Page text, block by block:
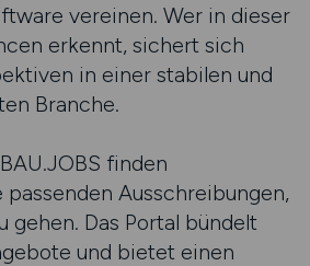
vereinen. Wer in dieser
erkennt, sichert sich
in einer stabilen und
Branche.
finden
Ausschreibungen,
gehen. Das Portal bündelt
und bietet einen